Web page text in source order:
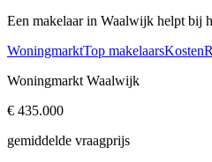
Een makelaar in Waalwijk helpt bij
WoningmarktTop makelaarsKosten
Woningmarkt Waalwijk
€ 435.000
gemiddelde vraagprijs